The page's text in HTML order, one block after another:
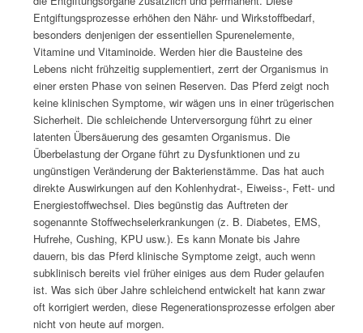
Entgiftungsprozesse erhöhen den Nähr- und Wirkstoffbedarf,
besonders denjenigen der essentiellen Spurenelemente,
Vitamine und Vitaminoide. Werden hier die Bausteine des
Lebens nicht frühzeitig supplementiert, zerrt der Organismus in
einer ersten Phase von seinen Reserven. Das Pferd zeigt noch
keine klinischen Symptome, wir wägen uns in einer trügerischen
Sicherheit. Die schleichende Unterversorgung führt zu einer
latenten Übersäuerung des gesamten Organismus. Die
Überbelastung der Organe führt zu Dysfunktionen und zu
ungünstigen Veränderung der Bakterienstämme. Das hat auch
direkte Auswirkungen auf den Kohlenhydrat-, Eiweiss-, Fett- und
Energiestoffwechsel. Dies begünstig das Auftreten der
sogenannte Stoffwechselerkrankungen (z. B. Diabetes, EMS,
Hufrehe, Cushing, KPU usw.). Es kann Monate bis Jahre
dauern, bis das Pferd klinische Symptome zeigt, auch wenn
subklinisch bereits viel früher einiges aus dem Ruder gelaufen
ist. Was sich über Jahre schleichend entwickelt hat kann zwar
oft korrigiert werden, diese Regenerationsprozesse erfolgen aber
nicht von heute auf morgen.